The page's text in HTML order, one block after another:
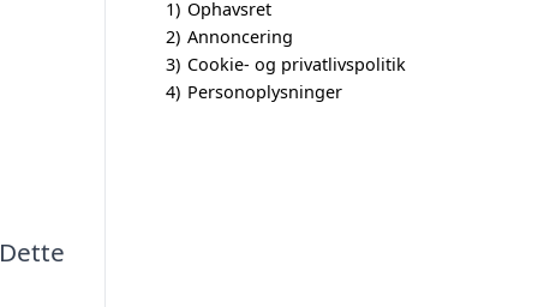
1) Ophavsret
2) Annoncering
3) Cookie- og privatlivspolitik
4) Personoplysninger